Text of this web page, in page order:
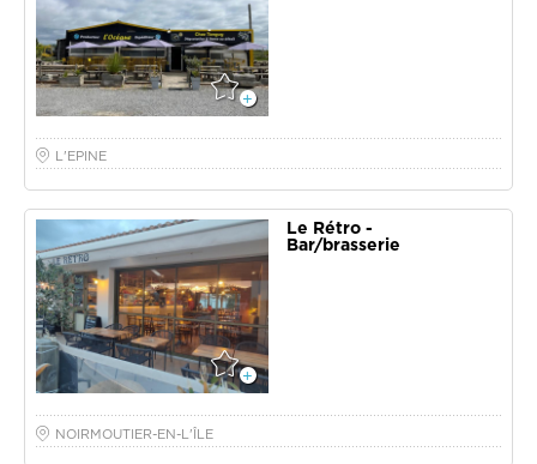
L'EPINE
Le Rétro -
Bar/brasserie
NOIRMOUTIER-EN-L'ÎLE